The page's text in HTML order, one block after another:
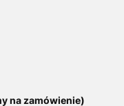
na zamówienie)